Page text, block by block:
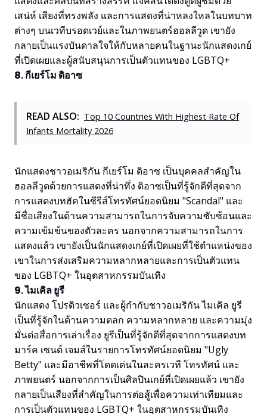
เสน่ห์ เสียงที่ทรงพลัง และการแสดงที่น่าหลงใหลในบทบาท
ต่างๆ บนเวทีบรอดเวย์และในภาพยนตร์ฮอลลีวูด เขายัง
กลายเป็นแรงบันดาลใจให้กับหลายคนในฐานะนักแสดงเกย์
ที่เปิดเผยและผู้สนับสนุนการเป็นตัวแทนของ LGBTQ+
8. กีเยร์โม ดิอาซ
READ ALSO: Top 10 Countries With Highest Rate Of
Infants Mortality 2026
นักแสดงชาวอเมริกัน กีเยร์โม ดิอาซ เป็นบุคคลสำคัญใน
ฮอลลีวูดด้วยการแสดงที่น่าทึ่ง ดิอาซเป็นที่รู้จักดีที่สุดจาก
การแสดงบทฮัคในซีรีส์โทรทัศน์ยอดนิยม "Scandal" และ
มีชื่อเสียงในด้านความสามารถในการจับความซับซ้อนและ
ความเข้มข้นของตัวละคร นอกจากความสามารถในการ
แสดงแล้ว เขายังเป็นนักแสดงเกย์ที่เปิดเผยที่ใช้ตำแหน่งของ
เขาในการส่งเสริมความหลากหลายและการเป็นตัวแทน
ของ LGBTQ+ ในอุตสาหกรรมบันเทิง
9. ไมเคิล ยูรี
นักแสดง โปรดิวเซอร์ และผู้กำกับชาวอเมริกัน ไมเคิล ยูรี
เป็นที่รู้จักในด้านความตลก ความหลากหลาย และความมุ่ง
มั่นต่อสื่อการเล่าเรื่อง ยูรีเป็นที่รู้จักดีที่สุดจากการแสดงบท
มาร์ค เซนต์ เจมส์ในรายการโทรทัศน์ยอดนิยม "Ugly
Betty" และมีอาชีพที่โดดเด่นในละครเวที โทรทัศน์ และ
ภาพยนตร์ นอกจากการเป็นศิลปินเกย์ที่เปิดเผยแล้ว เขายัง
กลายเป็นเสียงที่สำคัญในการต่อสู้เพื่อความเท่าเทียมและ
การเป็นตัวแทนของ LGBTQ+ ในอุตสาหกรรมบันเทิง